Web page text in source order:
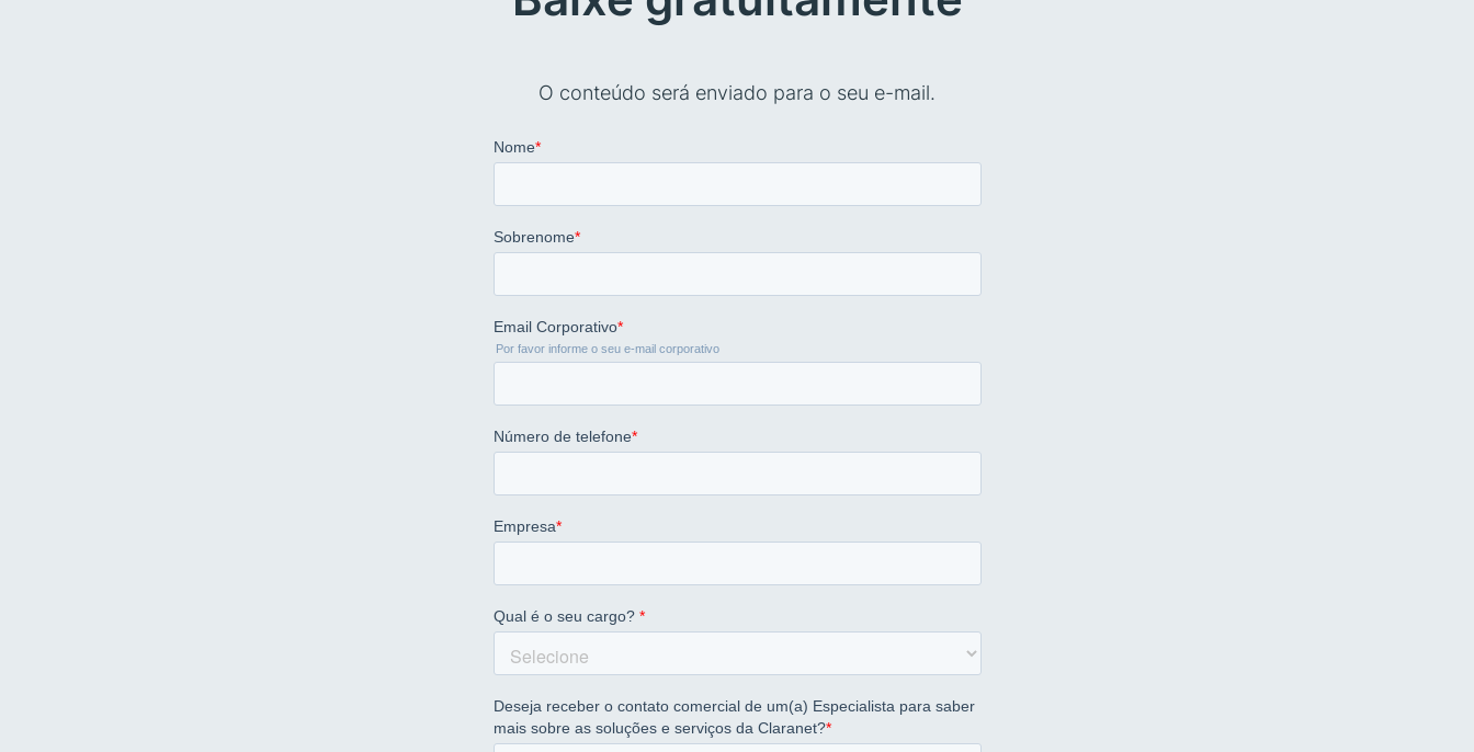
O conteúdo será enviado para o seu e-mail.